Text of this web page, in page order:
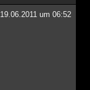
19.06.2011 um 06:52